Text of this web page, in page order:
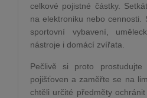
celkové pojistné částky.
na elektroniku nebo cennosti.
sportovní vybavení,
nástroje i domácí zvířata.
Pečlivě si proto prostudujte
pojišťoven a zaměřte se na
chtěli určité předměty